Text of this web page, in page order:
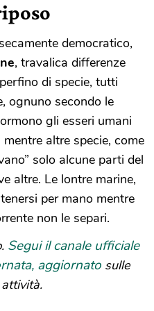
democratico,
, travalica differenze
di specie, tutti
ognuno secondo le
gli esseri umani
altre specie, come
solo alcune parti del
altre. Le lontre marine,
per mano mentre
non le separi.
Segui il canale ufficiale
aggiornato sulle